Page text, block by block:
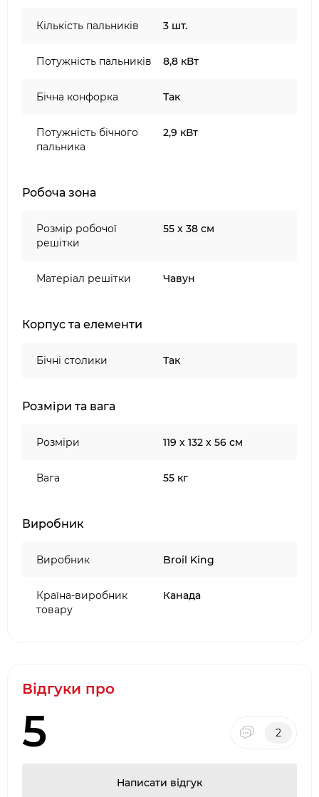
Кількість пальників 3 шт.
Потужність пальників 8,8 кВт
Бічна конфорка Так
Потужність бічного
пальника
2,9 кВт
Робоча зона
Розмір робочої
решітки
55 х 38 см
Матеріал решітки Чавун
Корпус та елементи
Бічні столики Так
Розміри та вага
Розміри 119 x 132 x 56 см
Вага 55 кг
Виробник
Виробник Broil King
Країна-виробник
товару
Канада
Відгуки про
5 2
Написати відгук